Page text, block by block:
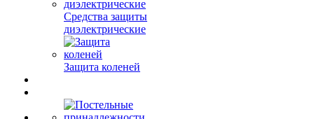
Средства защиты
диэлектрические
Защита коленей